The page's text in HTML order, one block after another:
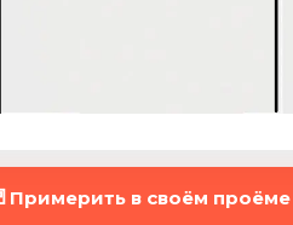
Примерить в своём проёме